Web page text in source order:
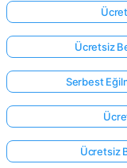
Ücretsiz
Serbest
Ücretsiz